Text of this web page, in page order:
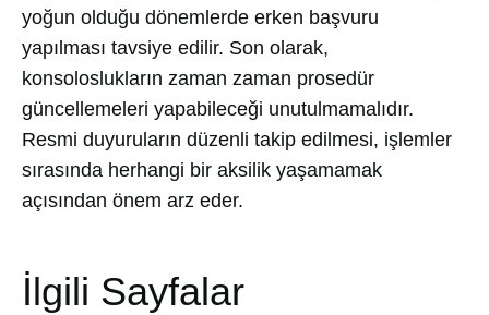
yoğun olduğu dönemlerde erken başvuru
yapılması tavsiye edilir. Son olarak,
konsoloslukların zaman zaman prosedür
güncellemeleri yapabileceği unutulmamalıdır.
Resmi duyuruların düzenli takip edilmesi, işlemler
sırasında herhangi bir aksilik yaşamamak
açısından önem arz eder.
İlgili Sayfalar